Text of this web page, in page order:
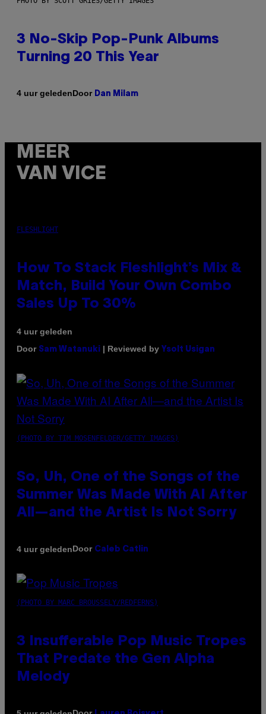
3 No-Skip Pop-Punk Albums
Turning 20 This Year
4 uur geledenDoor Dan Milam
MEER
VAN VICE
FLESHLIGHT
How To Stack Fleshlight’s Mix &
Match, Build Your Own Combo
Sales Up To 30%
4 uur geleden
Door Sam Watanuki | Reviewed by Ysolt Usigan
(PHOTO BY TIM MOSENFELDER/GETTY IMAGES)
So, Uh, One of the Songs of the
Summer Was Made With AI After
All—and the Artist Is Not Sorry
4 uur geledenDoor Caleb Catlin
(PHOTO BY MARC BROUSSELY/REDFERNS)
3 Insufferable Pop Music Tropes
That Predate the Gen Alpha
Melody